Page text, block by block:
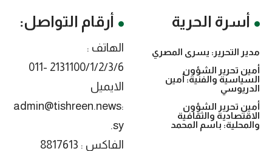
أسرة الحرية
مدير التحرير: يسرى المصري
أمين تحرير الشؤون
السياسية والفنية: أمين
الدريوسي
أمين تحرير الشؤون
الاقتصادية والثقافية
والمحلية: باسم المحمد
أرقام التواصل:
الهاتف :
2131100/1/2/3/6 -011
الايميل
:admin@tishreen.news
.sy
الفاكس : 8817613